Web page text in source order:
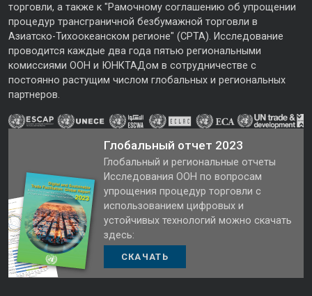
торговли, а также к "Рамочному соглашению об упрощении
процедур трансграничной безбумажной торговли в
Азиатско-Тихоокеанском регионе" (CPTA). Исследование
проводится каждые два года пятью региональными
комиссиями ООН и ЮНКТАДом в сотрудничестве с
постоянно растущим числом глобальных и региональных
партнеров.
Глобальный отчет 2023
Глобальный и региональные отчеты
Исследования ООН по вопросам
упрощения процедур торговли с
использованием цифровых и
устойчивых технологий можно скачать
здесь:
СКАЧАТЬ